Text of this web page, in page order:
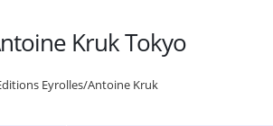
Kruk Tokyo
Eyrolles/Antoine Kruk